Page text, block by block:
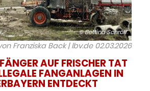
© Bettina Schröfl
Franziska Back | lbv.de 02.03.2026
AUF FRISCHER TAT
FANGANLAGEN IN
ENTDECKT